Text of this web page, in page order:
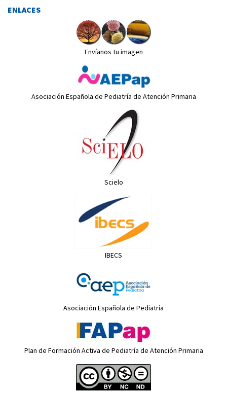
ENLACES
Envíanos tu imagen
Asociación Española de Pediatría de Atención Primaria
Scielo
IBECS
Asociación Española de Pediatría
Plan de Formación Activa de Pediatría de Atención Primaria